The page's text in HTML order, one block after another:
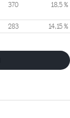
370 18,5 %
283 14,15 %